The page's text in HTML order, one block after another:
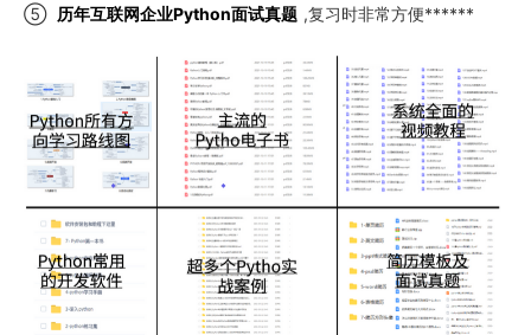
⑤ 历年互联网企业Python面试真题 ,复习时非常方便******